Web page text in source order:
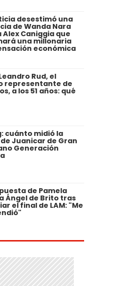
desestimó una
de Wanda Nara
Caniggia que
una millonaria
económica
Rud, el
representante de
a los 51 años: qué
cuánto midió la
Juanicar de Gran
Generación
de Pamela
Ángel de Brito tras
el final de LAM: "Me